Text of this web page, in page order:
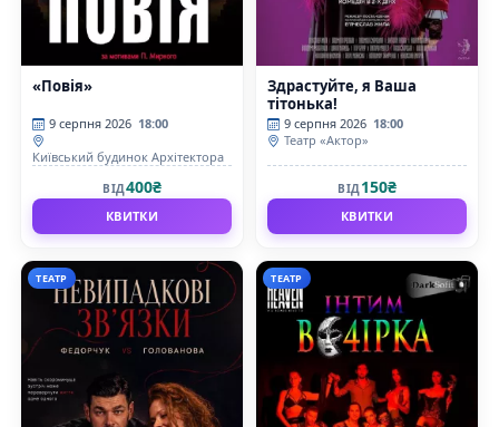
«Повія»
9 серпня 2026 18:00
Київський будинок Архітектора
ВІД400₴
КВИТКИ
Здрастуйте, я Ваша
тітонька!
9 серпня 2026 18:00
Театр «Актор»
ВІД150₴
КВИТКИ
ТЕАТР ТЕАТР